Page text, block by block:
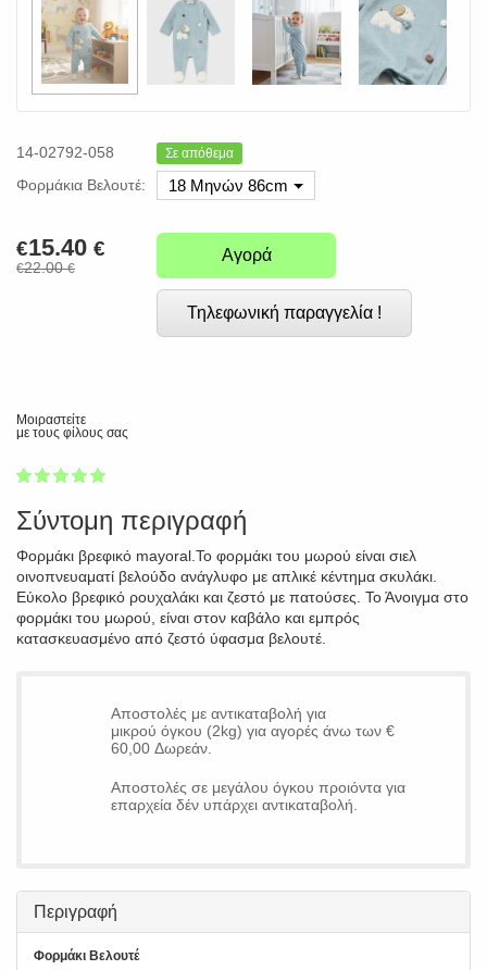
14-02792-058 Σε απόθεμα
Φορμάκια Βελουτέ: 18 Μηνών 86cm
€15.40 €
€22.00€
Αγορά
Τηλεφωνική παραγγελία !
Μοιραστείτε
με τους φίλους σας
1
2
3
4
5
Σύντομη περιγραφή
Φορμάκι βρεφικό mayoral.Το φορμάκι του μωρού είναι σιελ
οινοπνευαματί βελούδο ανάγλυφο με απλικέ κέντημα σκυλάκι.
Εύκολο βρεφικό ρουχαλάκι και ζεστό με πατούσες. Το Άνοιγμα στο
φορμάκι του μωρού, είναι στον καβάλο και εμπρός
κατασκευασμένο από ζεστό ύφασμα βελουτέ.
Αποστολές με αντικαταβολή για
μικρού όγκου (2kg) για αγορές άνω των €
60,00 Δωρεάν.
Αποστολές σε μεγάλου όγκου προιόντα για
επαρχεία δέν υπάρχει αντικαταβολή.
Περιγραφή
Φορμάκι Βελουτέ